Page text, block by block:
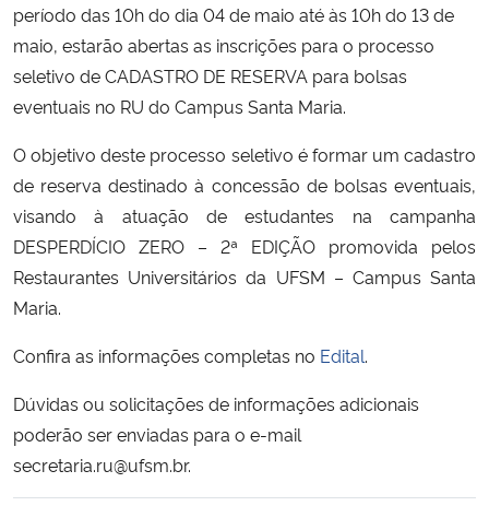
Ministério do Turismo
Ministério do Desenvolvimento Regional
Controladoria-Geral da União
Ministério da Mulher, da Família e dos Direitos Humanos
Secretaria-Geral
Advocacia-Geral da União
período das 10h do dia 04 de maio até às 10h do 13 de
maio, estarão abertas as inscrições para o processo
seletivo de CADASTRO DE RESERVA para bolsas
eventuais no RU do Campus Santa Maria.
O objetivo deste processo seletivo éformar um cadastro
de reserva destinado à concessão de bolsas eventuais,
visando à atuação de estudantes na campanha
DESPERDÍCIO ZERO – 2ª EDIÇÃO promovida pelos
Restaurantes Universitários da UFSM – Campus Santa
Maria.
Confira as informações completas no Edital.
Dúvidas ou solicitações de informações adicionais
poderão ser enviadas para o e-mail
secretaria.ru@ufsm.br.